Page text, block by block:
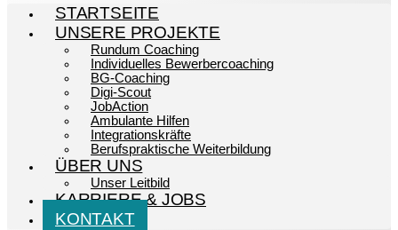
STARTSEITE
UNSERE PROJEKTE
Rundum Coaching
Individuelles Bewerbercoaching
BG-Coaching
Digi-Scout
JobAction
Ambulante Hilfen
Integrationskräfte
Berufspraktische Weiterbildung
ÜBER UNS
Unser Leitbild
KARRIERE & JOBS
KONTAKT